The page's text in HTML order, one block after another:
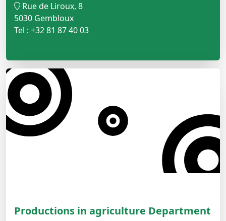
Rue de Liroux, 8
5030 Gembloux
Tel : +32 81 87 40 03
Productions in agriculture Department